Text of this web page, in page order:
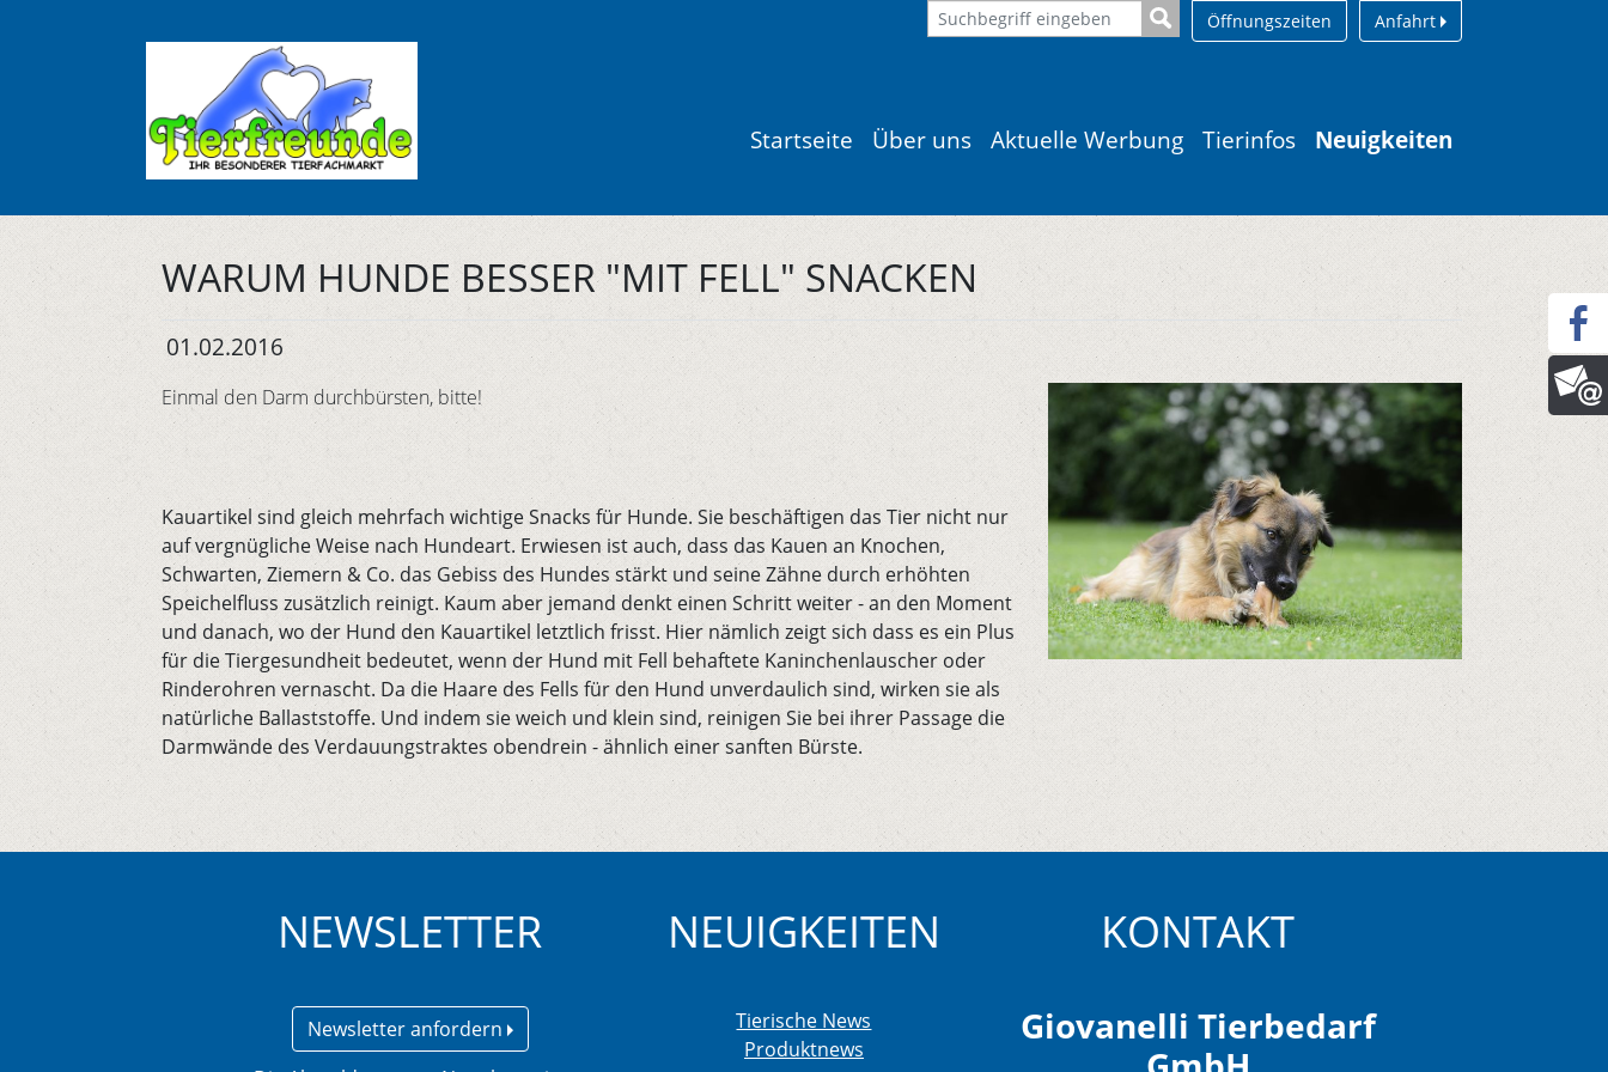
Öffnungszeiten Anfahrt
Startseite Über uns Aktuelle Werbung Tierinfos Neuigkeiten
WARUM HUNDE BESSER "MIT FELL" SNACKEN
01.02.2016
Einmal den Darm durchbürsten, bitte!
Kauartikel sind gleich mehrfach wichtige Snacks für Hunde. Sie beschäftigen das Tier nicht nur
auf vergnügliche Weise nach Hundeart. Erwiesen ist auch, dass das Kauen an Knochen,
Schwarten, Ziemern & Co. das Gebiss des Hundes stärkt und seine Zähne durch erhöhten
Speichelfluss zusätzlich reinigt. Kaum aber jemand denkt einen Schritt weiter - an den Moment
und danach, wo der Hund den Kauartikel letztlich frisst. Hier nämlich zeigt sich dass es ein Plus
für die Tiergesundheit bedeutet, wenn der Hund mit Fell behaftete Kaninchenlauscher oder
Rinderohren vernascht. Da die Haare des Fells für den Hund unverdaulich sind, wirken sie als
natürliche Ballaststoffe. Und indem sie weich und klein sind, reinigen Sie bei ihrer Passage die
Darmwände des Verdauungstraktes obendrein - ähnlich einer sanften Bürste.
NEWSLETTER
Newsletter anfordern
NEUIGKEITEN
Tierische News
Produktnews
KONTAKT
Giovanelli Tierbedarf